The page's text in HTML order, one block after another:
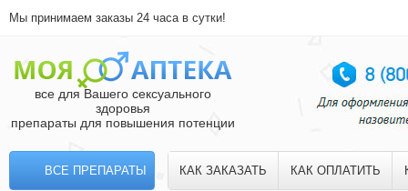
Мы принимаем заказы 24 часа в сутки!
все для Вашего сексуального
здоровья
препараты для повышения потенции
ВСЕ ПРЕПАРАТЫ КАК ЗАКАЗАТЬ КАК ОПЛАТИТЬ